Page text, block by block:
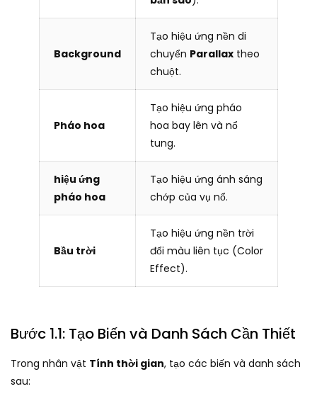
Background
Tạo hiệu ứng nền di
chuyển Parallax theo
chuột.
Pháo hoa
Tạo hiệu ứng pháo
hoa bay lên và nổ
tung.
hiệu ứng
pháo hoa
Tạo hiệu ứng ánh sáng
chớp của vụ nổ.
Bầu trời
Tạo hiệu ứng nền trời
đổi màu liên tục (Color
Effect).
Bước 1.1: Tạo Biến và Danh Sách Cần Thiết
Trong nhân vật Tính thời gian, tạo các biến và danh sách
sau: